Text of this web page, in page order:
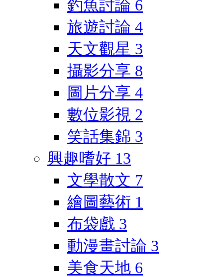
釣魚討論 6
旅遊討論 4
天文觀星 3
攝影分享 8
圖片分享 4
數位影視 2
笑話集錦 3
興趣嗜好 13
文學散文 7
繪圖藝術 1
布袋戲 3
動漫畫討論 3
美食天地 6